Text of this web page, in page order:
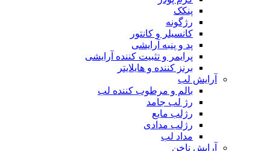
پنکک
رژگونه
کانسیلر و کانتور
پد و پنبه آرایشی
پرایمر و تثبیت کننده آرایشی
برنز کننده و هایلایتر
آرایش لب
بالم و مرطوب کننده لب
رژ لب جامد
رژلب مایع
رژلب مدادی
مداد لب
آرایش ناخن